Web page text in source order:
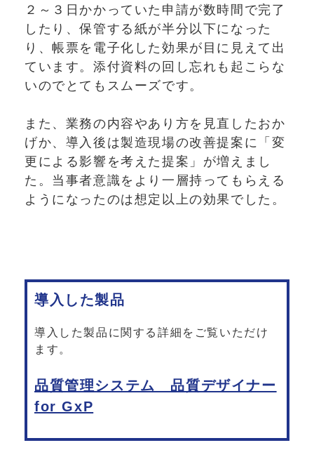
２～３日かかっていた申請が数時間で完了
したり、保管する紙が半分以下になった
り、帳票を電子化した効果が目に見えて出
ています。添付資料の回し忘れも起こらな
いのでとてもスムーズです。
また、業務の内容やあり方を見直したおか
げか、導入後は製造現場の改善提案に「変
更による影響を考えた提案」が増えまし
た。当事者意識をより一層持ってもらえる
ようになったのは想定以上の効果でした。
導入した製品
導入した製品に関する詳細をご覧いただけ
ます。
品質管理システム 品質デザイナー
for GxP